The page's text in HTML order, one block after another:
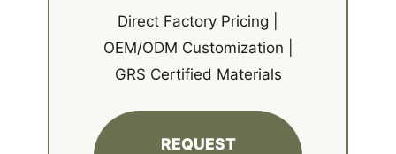
Direct Factory Pricing |
OEM/ODM Customization |
GRS Certified Materials
REQUEST